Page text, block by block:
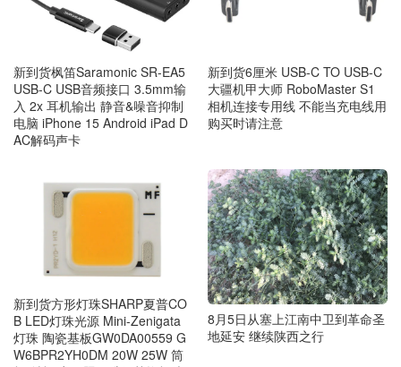
新到货枫笛Saramonic SR-EA5
USB-C USB音频接口 3.5mm输
入 2x 耳机输出 静音&噪音抑制
电脑 iPhone 15 Android iPad D
AC解码声卡
新到货6厘米 USB-C TO USB-C
大疆机甲大师 RoboMaster S1
相机连接专用线 不能当充电线用
购买时请注意
新到货方形灯珠SHARP夏普CO
B LED灯珠光源 Mini-Zenigata
灯珠 陶瓷基板GW0DA00559 G
W6BPR2YH0DM 20W 25W 筒
8月5日从塞上江南中卫到革命圣
地延安 继续陕西之行